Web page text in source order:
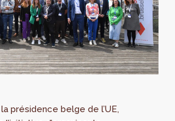
présidence belge de l’UE,